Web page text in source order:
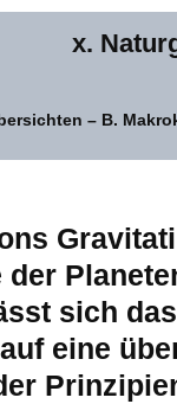
x.
– B.
sich
eine